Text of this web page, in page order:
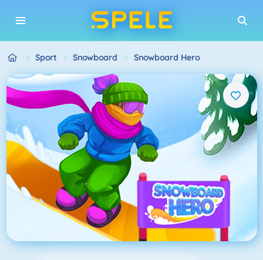
Sport Snowboard Snowboard Hero